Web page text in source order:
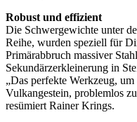
Robust und effizient
Die Schwergewichte unter
Reihe, wurden speziell für
Primärabbruch massiver
Sekundärzerkleinerung in
„Das perfekte Werkzeug,
Vulkangestein, problemlos
resümiert Rainer Krings.